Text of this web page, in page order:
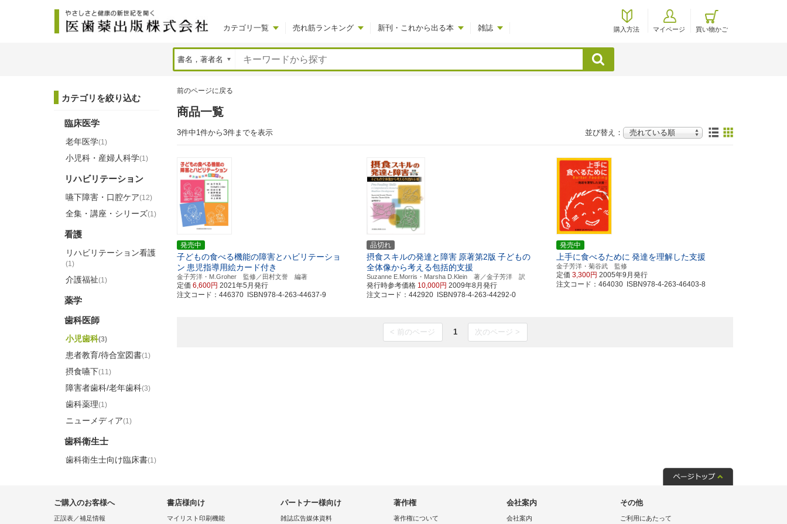
カテゴリ一覧 売れ筋ランキング 新刊・これから出る本 雑誌 購入方法 マイページ 買い物かご
検索
前のページに戻る
商品一覧
3件中1件から3件までを表示 並び替え：
発売中
子どもの食べる機能の障害とハビリテーショ
ン 患児指導用絵カード付き
金子芳洋・M.Groher 監修／田村文誉 編著
定価 6,600円 2021年5月発行
注文コード：446370 ISBN978-4-263-44637-9
品切れ
摂食スキルの発達と障害 原著第2版 子どもの
全体像から考える包括的支援
Suzanne E.Morris・Marsha D.Klein 著／金子芳洋 訳
発行時参考価格 10,000円 2009年8月発行
注文コード：442920 ISBN978-4-263-44292-0
発売中
上手に食べるために 発達を理解した支援
金子芳洋・菊谷武 監修
定価3,300円 2005年9月発行
注文コード：464030 ISBN978-4-263-46403-8
< 前のページ 1 次のページ >
カテゴリを絞り込む
臨床医学
老年医学(1)
小児科・産婦人科学(1)
リハビリテーション
嚥下障害・口腔ケア(12)
全集・講座・シリーズ(1)
看護
リハビリテーション看護
(1)
介護福祉(1)
薬学
歯科医師
小児歯科(3)
患者教育/待合室図書(1)
摂食嚥下(11)
障害者歯科/老年歯科(3)
歯科薬理(1)
ニューメディア(1)
歯科衛生士
歯科衛生士向け臨床書(1)
ご購入のお客様へ
正誤表／補足情報
書店様向け
マイリスト印刷機能
パートナー様向け
雑誌広告媒体資料
著作権
著作権について
会社案内
会社案内
その他
ご利用にあたって